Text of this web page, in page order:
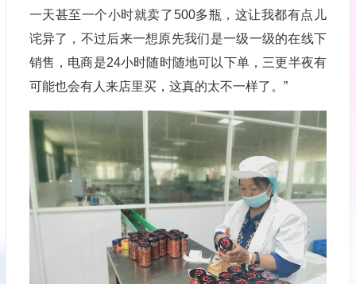
一天甚至一个小时就卖了500多瓶，这让我都有点儿
诧异了，不过后来一想原先我们是一级一级的在线下
销售，电商是24小时随时随地可以下单，三更半夜有
可能也会有人来店里买，这真的太不一样了。”